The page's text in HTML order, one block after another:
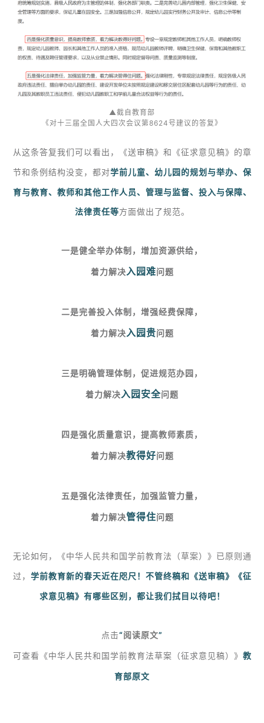
▲截自教育部
《对十三届全国人大四次会议第8624号建议的答复》
从这条答复我们可以看出，《送审稿》和《征求意见稿》的章
节和条例结构没变，都对学前儿童、幼儿园的规划与举办、保
育与教育、教师和其他工作人员、 管理与监督、投入与保障、
法律责任等方面做出了规范。
一是健全举办体制，增加资源供给，
着力解决入园难问题
二是完善投入体制，增强经费保障，
着力解决入园贵问题
三是明确管理体制，促进规范办园，
着力解决入园安全问题
四是强化质量意识，提高教师素质，
着力解决教得好问题
五是强化法律责任，加强监管力量，
着力解决管得住问题
无论如何，《中华人民共和国学前教育法（草案）》已原则通
过， 学前教育新的春天近在咫尺！不管终稿和《送审稿》《征
求意见稿》有哪些区别，都让我们拭目以待吧！
点击“阅读原文”
可查看《中华人民共和国学前教育法草案（征求意见稿）》 教
育部原文